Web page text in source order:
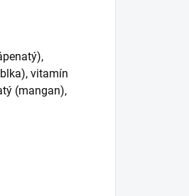
vitamín
(mangan),